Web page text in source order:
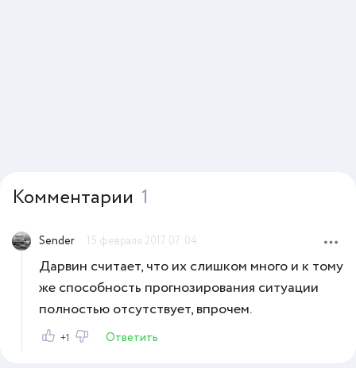
Комментарии 1
Sender 15 февраля 2017 07:04
Дарвин считает, что их слишком много и к тому
же способность прогнозирования ситуации
полностью отсутствует, впрочем.
+1 Ответить